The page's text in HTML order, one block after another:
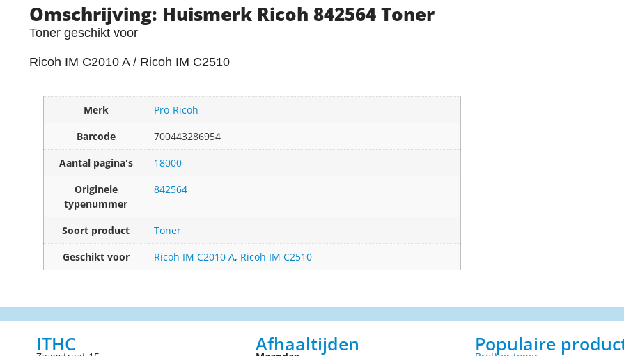
Omschrijving: Huismerk Ricoh 842564 Toner
Toner geschikt voor
Ricoh IM C2010 A / Ricoh IM C2510
Merk
Pro-Ricoh
Barcode
700443286954
Aantal pagina's
18000
Originele
typenummer
842564
Soort product
Toner
Geschikt voor
Ricoh IM C2010 A, Ricoh IM C2510
ITHC Afhaaltijden Populaire